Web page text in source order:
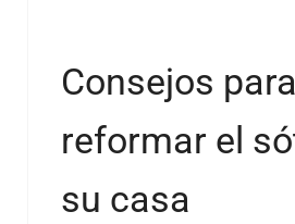
Consejos para
reformar el
su casa